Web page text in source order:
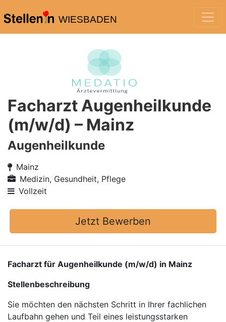
WIESBADEN
Facharzt Augenheilkunde
(m/w/d) – Mainz
Augenheilkunde
Mainz
Medizin, Gesundheit, Pflege
Vollzeit
Jetzt Bewerben
Facharzt für Augenheilkunde (m/w/d) in Mainz
Stellenbeschreibung
Sie möchten den nächsten Schritt in Ihrer fachlichen
Laufbahn gehen und Teil eines leistungsstarken